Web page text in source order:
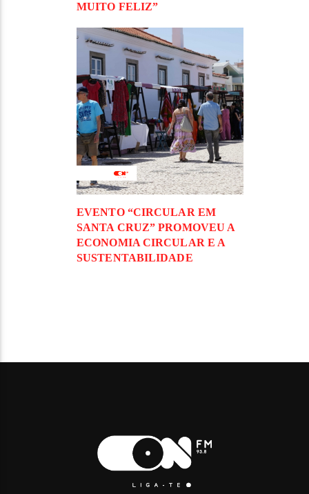
MUITO FELIZ”
EVENTO “CIRCULAR EM
SANTA CRUZ” PROMOVEU A
ECONOMIA CIRCULAR E A
SUSTENTABILIDADE